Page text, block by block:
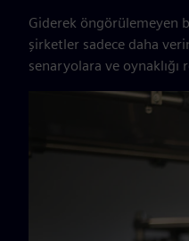
Giderek öngörülemeyen
şirketler sadece daha
senaryolara ve